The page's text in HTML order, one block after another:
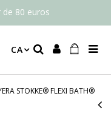
80 euros
CA
STOKKE® FLEXI BATH®